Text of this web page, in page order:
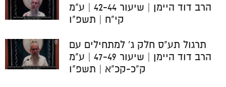
הרב דוד היימן | שיעור 42-44 | ע"מ
קי"ח | תשפ"ו
תרגול תע"ס חלק ג' למתחילים עם
הרב דוד היימן | שיעור 47-49 | ע"מ
ק"כ-קכ"א | תשפ"ו